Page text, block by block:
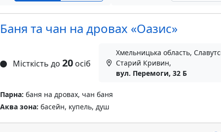
Баня та чан на дровах «Оазис»
Місткість до 20осіб
Хмельницька область,
Старий Кривин,
вул. Перемоги, 32 Б
Парна: баня на дровах, чан баня
Аква зона: басейн, купель, душ